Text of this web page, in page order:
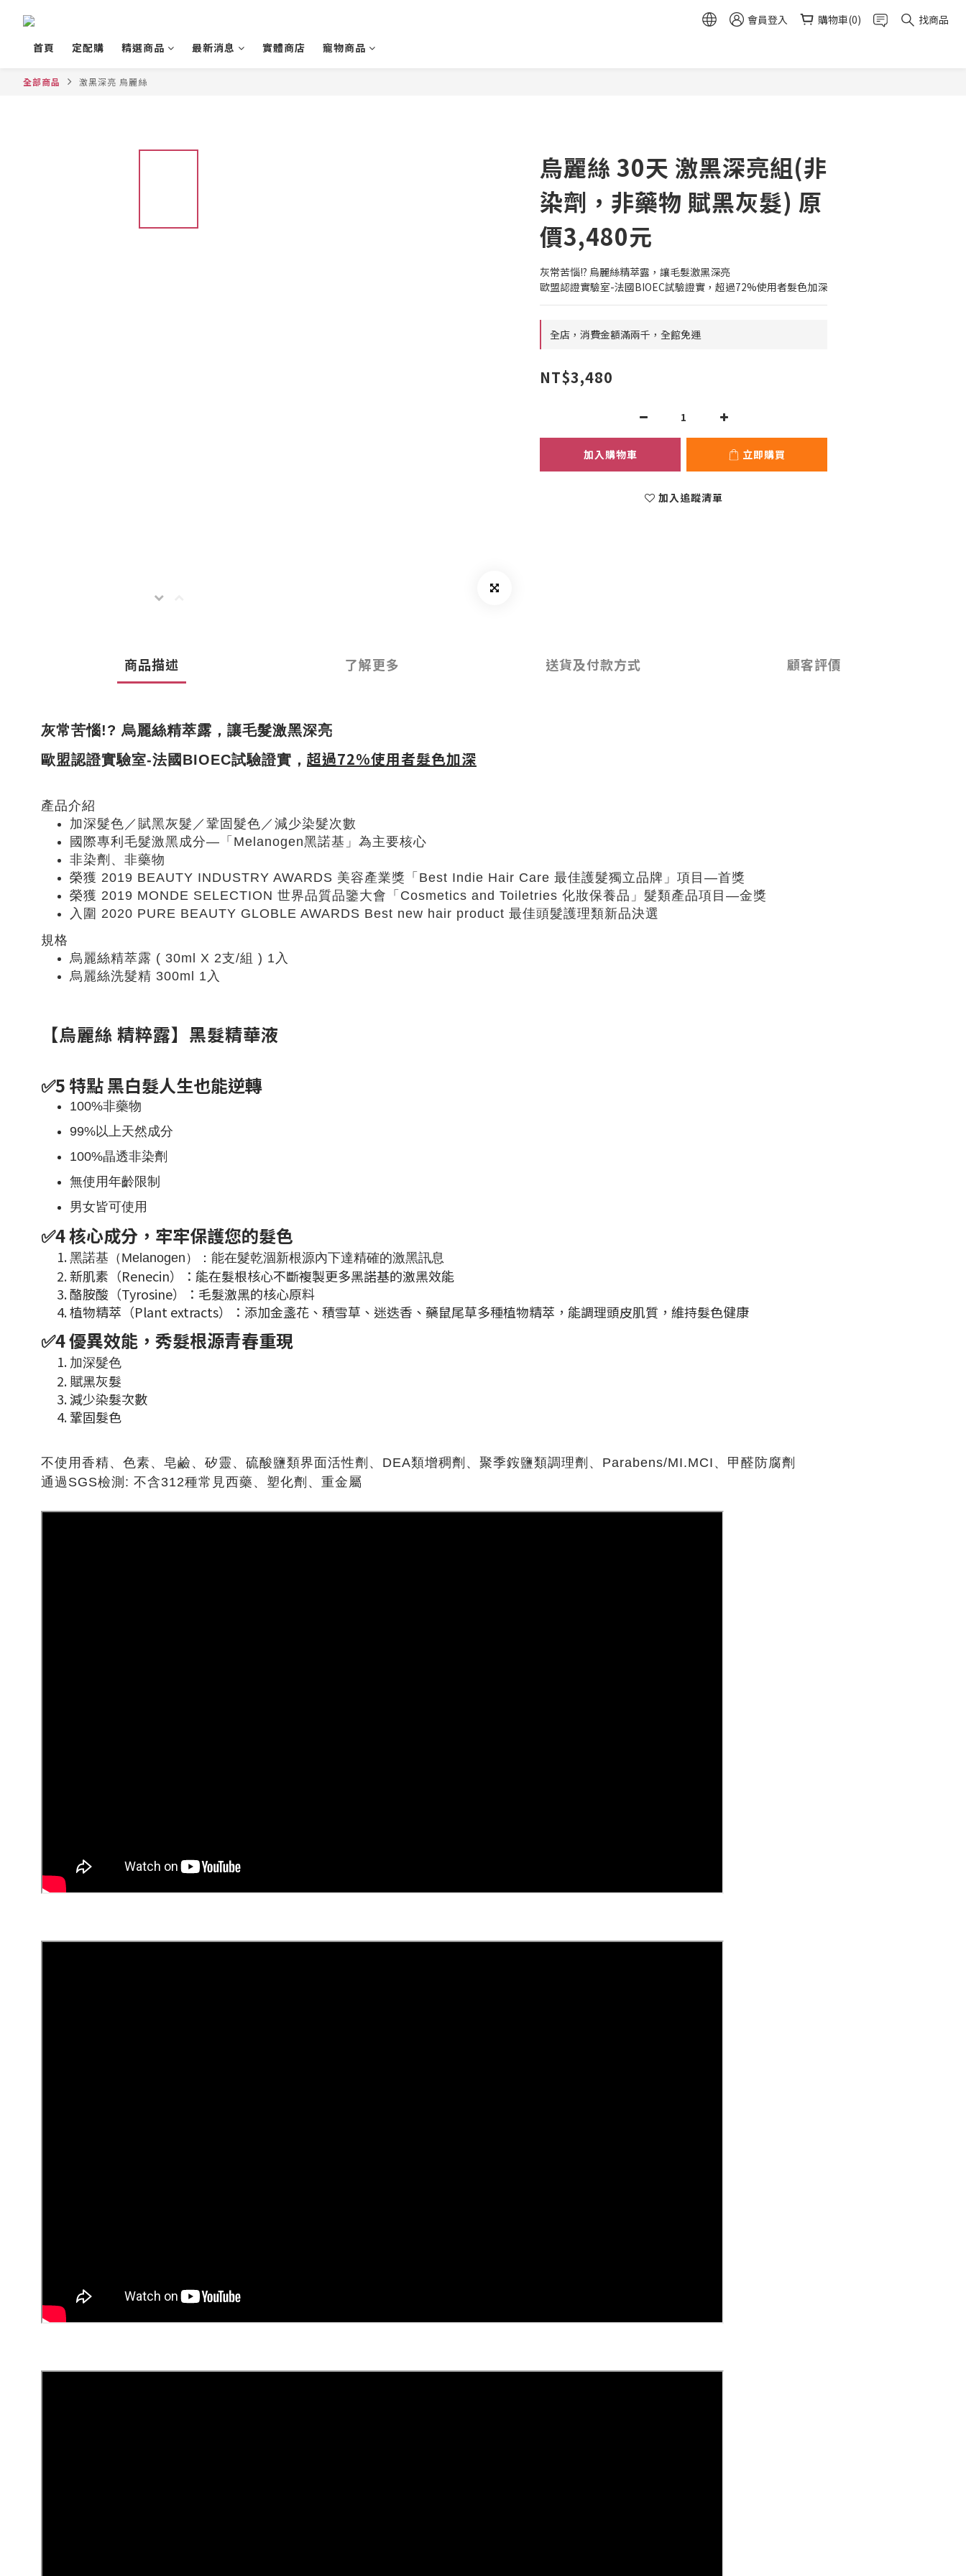
會員登入 購物車(0)
找商品
首頁
定配購 精選商品 最新消息 實體商店 寵物商品
全部商品 激黑深亮 烏麗絲
烏麗絲 30天 激黑深亮組(非
染劑，非藥物 賦黑灰髮) 原
價3,480元
灰常苦惱!? 烏麗絲精萃露，讓毛髮激黑深亮
歐盟認證實驗室-法國BIOEC試驗證實，超過72%使用者髮色加深
全店，消費金額滿兩千，全館免運
NT$3,480
加入購物車 立即購買
加入追蹤清單
商品描述 了解更多 送貨及付款方式 顧客評價
灰常苦惱!? 烏麗絲精萃露，讓毛髮激黑深亮
歐盟認證實驗室-法國BIOEC試驗證實， 超過72%使用者髮色加深
產品介紹
加深髮色／賦黑灰髮／鞏固髮色／減少染髮次數
國際專利毛髮激黑成分—「Melanogen黑諾基」為主要核心
非染劑、非藥物
榮獲 2019 BEAUTY INDUSTRY AWARDS 美容產業獎「Best Indie Hair Care 最佳護髮獨立品牌」項目—首獎
榮獲 2019 MONDE SELECTION 世界品質品鑒大會「Cosmetics and Toiletries 化妝保養品」髮類產品項目—金獎
入圍 2020 PURE BEAUTY GLOBLE AWARDS Best new hair product 最佳頭髮護理類新品決選
規格
烏麗絲精萃露 ( 30ml X 2支/組 ) 1入
烏麗絲洗髮精 300ml 1入
【烏麗絲 精粹露】黑髮精華液
✅5 特點 黑白髮人生也能逆轉
100%非藥物
99%以上天然成分
100%晶透非染劑
無使用年齡限制
男女皆可使用
✅4 核心成分，牢牢保護您的髮色
黑諾基（Melanogen）：能在髮乾涸新根源內下達精確的激黑訊息
新肌素（Renecin）：能在髮根核心不斷複製更多黑諾基的激黑效能
酪胺酸（Tyrosine）：毛髮激黑的核心原料
植物精萃（Plant extracts）：添加金盞花、積雪草、迷迭香、藥鼠尾草多種植物精萃，能調理頭皮肌質，維持髮色健康
✅4 優異效能，秀髮根源青春重現
加深髮色
賦黑灰髮
減少染髮次數
鞏固髮色
不使用香精、色素、皂鹼、矽靈、硫酸鹽類界面活性劑、DEA類增稠劑、聚季銨鹽類調理劑、Parabens/MI.MCI、甲醛防腐劑
通過SGS檢測: 不含312種常見西藥、塑化劑、重金屬